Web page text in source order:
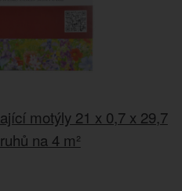
motýly 21 x 0,7 x 29,7
na 4 m²